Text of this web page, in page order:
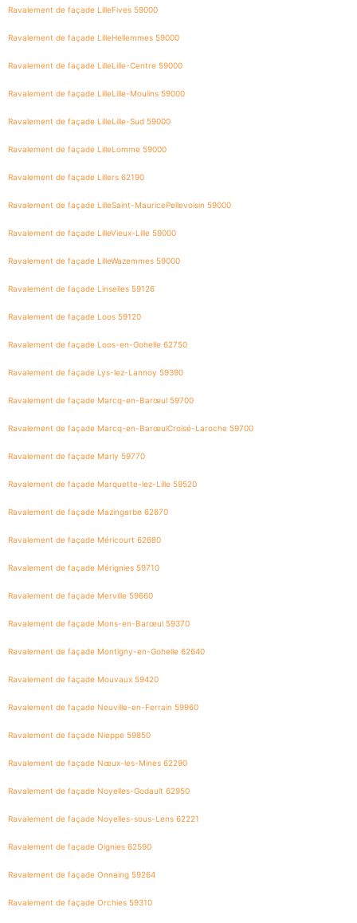
Ravalement de façade LilleFives 59000
Ravalement de façade LilleHellemmes 59000
Ravalement de façade LilleLille-Centre 59000
Ravalement de façade LilleLille-Moulins 59000
Ravalement de façade LilleLille-Sud 59000
Ravalement de façade LilleLomme 59000
Ravalement de façade Lillers 62190
Ravalement de façade LilleSaint-MauricePellevoisin 59000
Ravalement de façade LilleVieux-Lille 59000
Ravalement de façade LilleWazemmes 59000
Ravalement de façade Linselles 59126
Ravalement de façade Loos 59120
Ravalement de façade Loos-en-Gohelle 62750
Ravalement de façade Lys-lez-Lannoy 59390
Ravalement de façade Marcq-en-Barœul 59700
Ravalement de façade Marcq-en-BarœulCroisé-Laroche 59700
Ravalement de façade Marly 59770
Ravalement de façade Marquette-lez-Lille 59520
Ravalement de façade Mazingarbe 62670
Ravalement de façade Méricourt 62680
Ravalement de façade Mérignies 59710
Ravalement de façade Merville 59660
Ravalement de façade Mons-en-Barœul 59370
Ravalement de façade Montigny-en-Gohelle 62640
Ravalement de façade Mouvaux 59420
Ravalement de façade Neuville-en-Ferrain 59960
Ravalement de façade Nieppe 59850
Ravalement de façade Nœux-les-Mines 62290
Ravalement de façade Noyelles-Godault 62950
Ravalement de façade Noyelles-sous-Lens 62221
Ravalement de façade Oignies 62590
Ravalement de façade Onnaing 59264
Ravalement de façade Orchies 59310